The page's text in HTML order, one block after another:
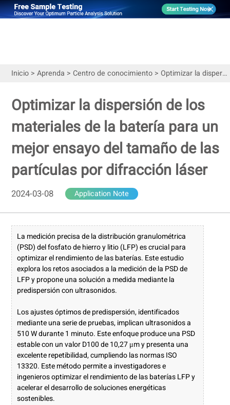
Inicio> Aprenda > Centro de conocimiento> Optimizar la dispersión de los materiales de la batería para un mejor ensayo del tamaño de las partículas por difracción láser
Optimizar la dispersión de los
materiales de la batería para un
mejor ensayo del tamaño de las
partículas por difracción láser
2024-03-08 Application Note
La medición precisa de la distribución granulométrica
(PSD) del fosfato de hierro y litio (LFP) es crucial para
optimizar el rendimiento de las baterías. Este estudio
explora los retos asociados a la medición de la PSD de
LFP y propone una solución a medida mediante la
predispersión con ultrasonidos.
Los ajustes óptimos de predispersión, identificados
mediante una serie de pruebas, implican ultrasonidos a
510 W durante 1 minuto. Este enfoque produce una PSD
estable con un valor D100 de 10,27 μm y presenta una
excelente repetibilidad, cumpliendo las normas ISO
13320. Este método permite a investigadores e
ingenieros optimizar el rendimiento de las baterías LFP y
acelerar el desarrollo de soluciones energéticas
sostenibles.